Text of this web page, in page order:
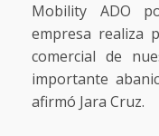
Mobility ADO
empresa realiza
comercial de
importante
afirmó Jara Cruz.